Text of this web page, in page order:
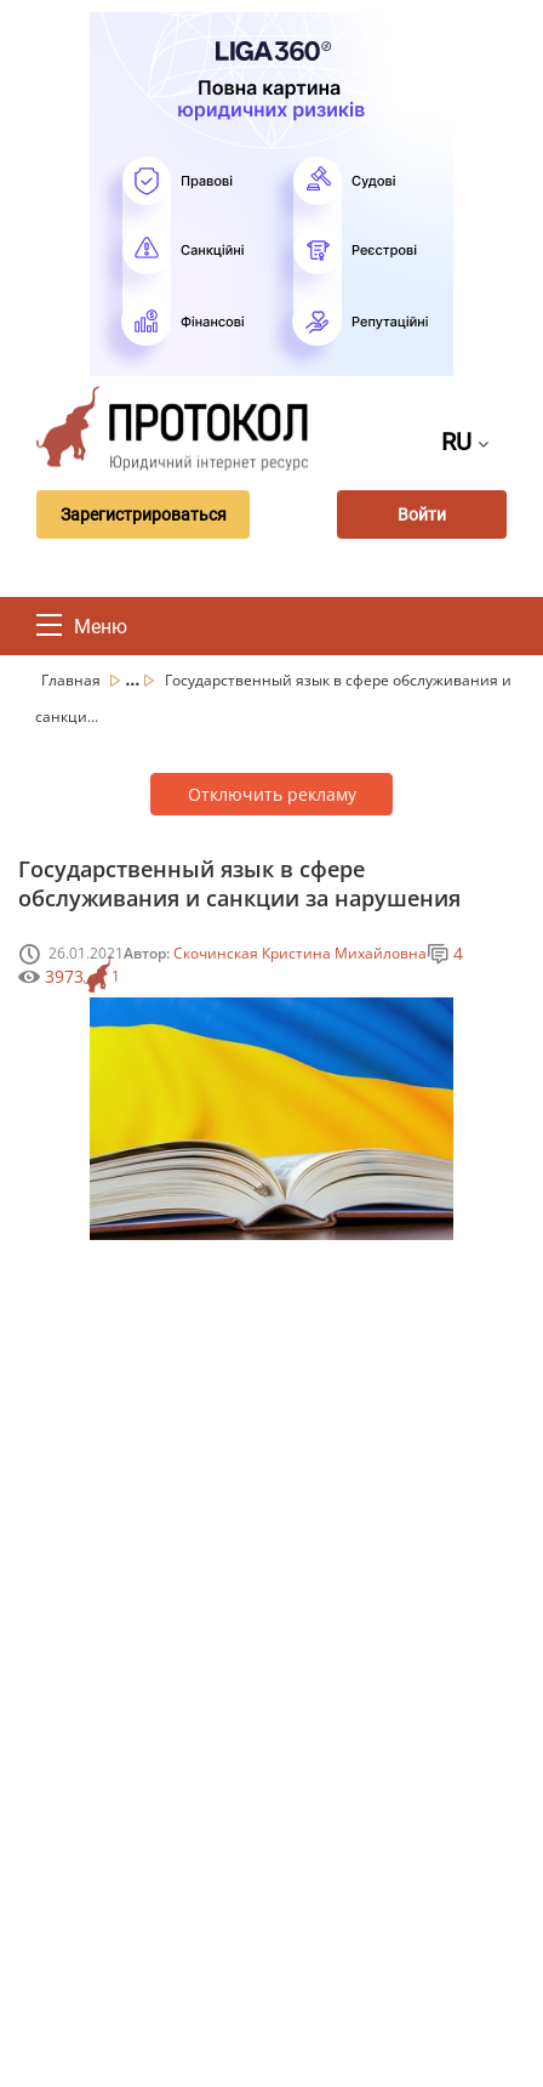
RU
Зарегистрироваться Войти
Меню
Главная ...
Государственный язык в сфере обслуживания и
санкци...
Отключить рекламу
Государственный язык в сфере
обслуживания и санкции за нарушения
26.01.2021Автор:Скочинская Кристина Михайловна
1
4
3973